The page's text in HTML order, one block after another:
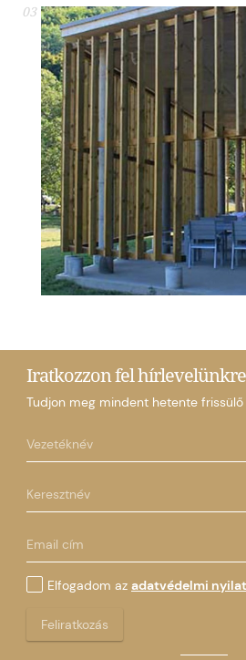
03
Iratkozzon fel hírlevelünkre
Tudjon meg mindent hetente frissülő
Elfogadom az adatvédelmi
Feliratkozás